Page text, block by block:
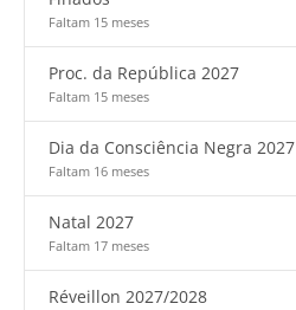
Faltam 15 meses
Proc. da República 2027
Faltam 15 meses
Dia da Consciência Negra 2027
Faltam 16 meses
Natal 2027
Faltam 17 meses
Réveillon 2027/2028